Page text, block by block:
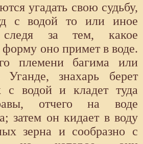
угадать свою судьбу,
с водой то или иное
за тем, какое
оно примет в воде.
племени багима или
Уганде, знахарь берет
с водой и кладет туда
отчего на воде
затем он кидает в воду
зерна и сообразно с